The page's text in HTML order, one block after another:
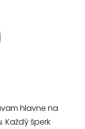
hlavne na
Každý šperk